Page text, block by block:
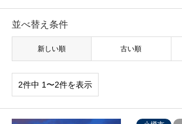
並べ替え条件
新しい順 古い順
2件中 1〜2件を表示